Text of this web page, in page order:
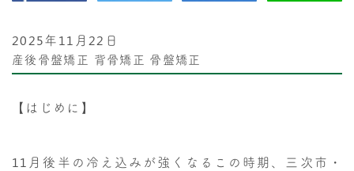
2025年11月22日
産後骨盤矯正 背骨矯正 骨盤矯正
【はじめに】
11月後半の冷え込みが強くなるこの時期、三次市・